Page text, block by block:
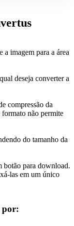
imagem para a área
deseja converter a
compressão da
não permite
do tamanho da
botão para download.
las em um único
por: